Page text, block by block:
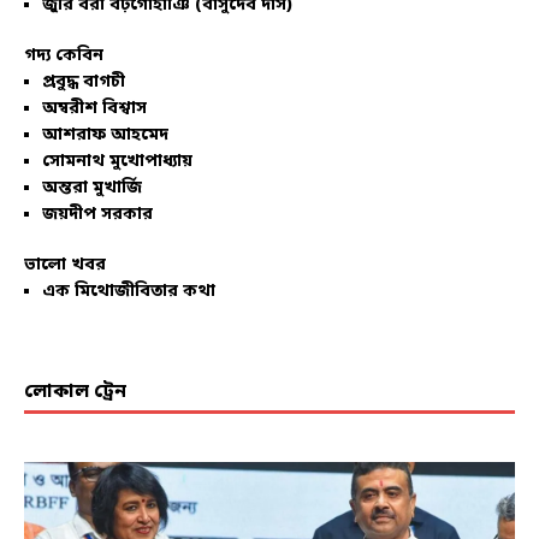
জুরি বরা বঢ়গোহাঞি (বাসুদেব দাস)
গদ্য কেবিন
প্রবুদ্ধ বাগচী
অম্বরীশ বিশ্বাস
আশরাফ আহমেদ
সোমনাথ মুখোপাধ্যায়
অন্তরা মুখার্জি
জয়দীপ সরকার
ভালো খবর
এক মিথোজীবিতার কথা
লোকাল ট্রেন